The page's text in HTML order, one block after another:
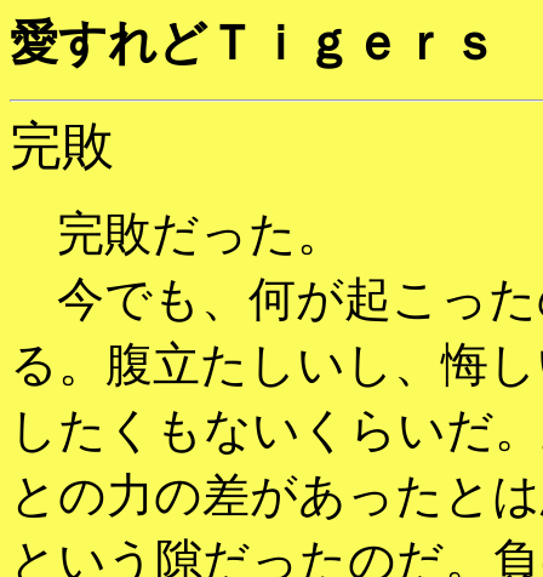
愛すれどＴｉｇｅｒｓ
完敗
完敗だった。
今でも、何が起こっ
る。腹立たしいし、悔
したくもないくらいだ
との力の差があったと
という隙だったのだ。